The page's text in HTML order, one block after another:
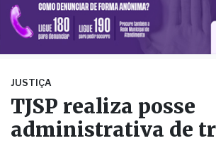
TJSP realiza posse
administrativa de
desembargadores